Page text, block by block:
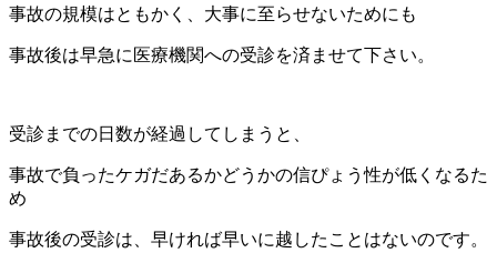
事故の規模はともかく、大事に至らせないためにも
事故後は早急に医療機関への受診を済ませて下さい。
受診までの日数が経過してしまうと、
事故で負ったケガだあるかどうかの信ぴょう性が低くなるた
め
事故後の受診は、早ければ早いに越したことはないのです。